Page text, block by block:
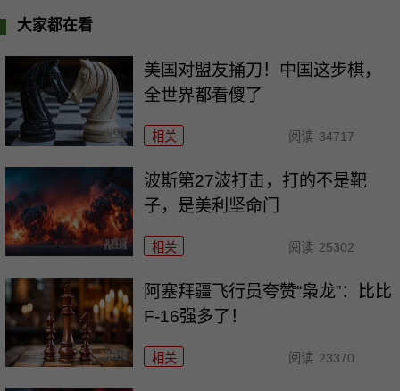
大家都在看
美国对盟友捅刀！中国这步棋，
全世界都看傻了
相关 阅读 34717
波斯第27波打击，打的不是靶
子，是美利坚命门
相关 阅读 25302
阿塞拜疆飞行员夸赞“枭龙”：比比
F-16强多了！
相关 阅读 23370